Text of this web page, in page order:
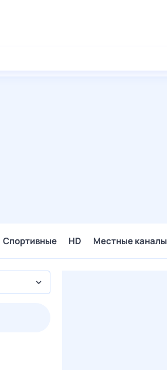
Спортивные HD Местные каналы